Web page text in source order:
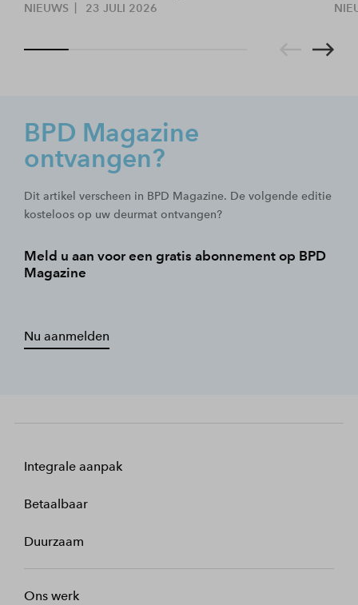
NIEUWS 23 JULI 2026
BPD Magazine
ontvangen?
Dit artikel verscheen in BPD Magazine. De volgende editie
kosteloos op uw deurmat ontvangen?
Meld u aan voor een gratis abonnement op BPD
Magazine
Nu aanmelden
Integrale aanpak
Betaalbaar
Duurzaam
Ons werk